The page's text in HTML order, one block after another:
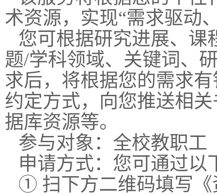
术资源，实现“需求驱动
您可根据研究进展、课
题/学科领域、关键词、
求后，将根据您的需求
约定方式，向您推送相
据库资源等。
参与对象：全校教职工
申请方式：您可通过以
① 扫下方二维码填写《